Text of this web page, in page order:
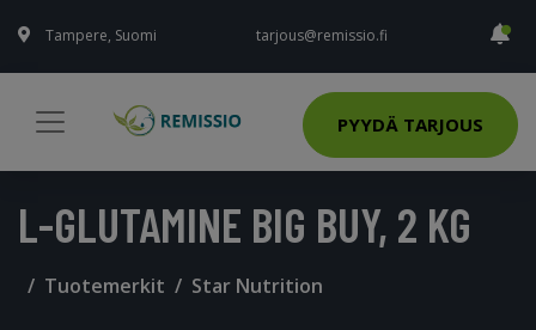
Tampere, Suomi tarjous@remissio.fi
PYYDÄ TARJOUS
L-GLUTAMINE BIG BUY, 2 KG
Tuotemerkit Star Nutrition